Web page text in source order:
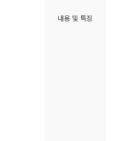
내용 및 특징